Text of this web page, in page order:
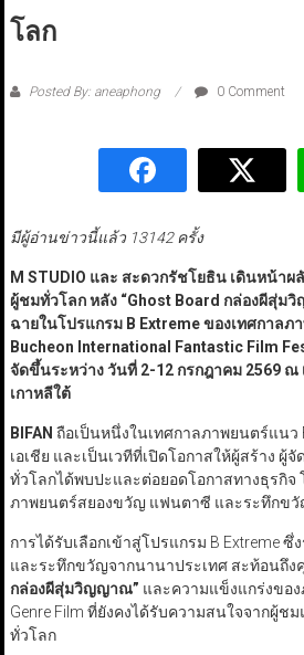
โลก
Posted By: aneaphong 0 Comment
มีผู้อ่านข่าวนี้แล้ว 13142 ครั้ง
M STUDIO และ สะดวกรัชโยธิน เดินหน้าผ
ผู้ชมทั่วโลก หลัง “Ghost Board กล่องผีสุ่ม
ฉายในโปรแกรม B Extremeของเทศกาลภ
Bucheon International Fantastic Film
จัดขึ้นระหว่าง วันที่ 2-12 กรกฎาคม 2569ณ
เกาหลีใต้
BIFAN ถือเป็นหนึ่งในเทศกาลภาพยนตร์แน
เอเชีย และเป็นเวทีที่เปิดโอกาสให้ผู้สร้าง ผู้
ทั่วโลกได้พบปะและต่อยอดโอกาสทางธุรกิจ
ภาพยนตร์สยองขวัญ แฟนตาซี และระทึกข
การได้รับเลือกเข้าสู่โปรแกรม B Extreme
และระทึกขวัญจากนานาประเทศ สะท้อนถึ
กล่องผีสุ่มวิญญาณ” และความแข็งแกร่งขอ
Genre Film ที่ยังคงได้รับความสนใจจากผู้ช
ทั่วโลก